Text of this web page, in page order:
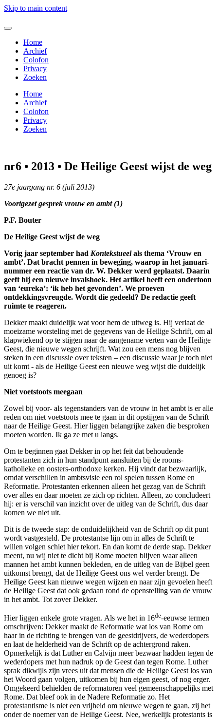
Skip to main content
Home
Archief
Colofon
Privacy
Zoeken
Home
Archief
Colofon
Privacy
Zoeken
nr6 • 2013 • De Heilige Geest wijst de weg
27e jaargang nr. 6 (juli 2013)
Voortgezet gesprek vrouw en ambt (1)
P.F. Bouter
De Heilige Geest wijst de weg
Vorig jaar september had Kontekstueelals thema ‘Vrouw en
ambt’. Dat bracht pennen in beweging, waarop in het januari-
nummer een reactie van dr. W. Dekker werd geplaatst. Daarin
geeft hij een nieuwe invalshoek. Het artikel heeft een ondertoon
van ‘eureka’: ‘ik heb het gevonden’. We proeven
ontdekkingsvreugde. Wordt die gedeeld? De redactie geeft
ruimte te reageren.
Dekker maakt duidelijk wat voor hem de uitweg is. Hij verlaat de
moeizame worsteling met de gegevens van de Heilige Schrift, om al
klapwiekend op te stijgen naar de aangename verten van de Heilige
Geest, die nieuwe wegen schrijft. Wat zou een mens nog blijven
steken in een discussie over teksten – een discussie waar je toch niet
uit komt - als de Heilige Geest een nieuwe weg wijst die duidelijk
genoeg is?
Niet voetstoots meegaan
Zowel bij voor- als tegenstanders van de vrouw in het ambt is er alle
reden om niet voetstoots mee te gaan in dit opstijgen van de Schrift
naar de Heilige Geest. Hier liggen belangrijke zaken die besproken
moeten worden. Ik ga ze met u langs.
Om te beginnen gaat Dekker in op het feit dat behoudende
protestanten zich in hun standpunt aansluiten bij de rooms-
katholieke en oosters-orthodoxe kerken. Hij vindt dat bezwaarlijk,
omdat verschillen in ambtsvisie een rol spelen tussen Rome en
Reformatie. Protestanten erkennen alleen het gezag van de Schrift
over alles en daar moeten ze zich op richten. Alleen, zo concludeert
hij: er is verschil van inzicht over de uitleg van de Schrift, dus daar
komen we niet uit.
Dit is de tweede stap: de onduidelijkheid van de Schrift op dit punt
wordt vastgesteld. De protestantse lijn om in alles de Schrift te
willen volgen schiet hier tekort. En dan komt de derde stap. Dekker
meent, nu wij niet te dicht bij Rome moeten blijven waar alleen
mannen het ambt kunnen bekleden, en de uitleg van de Bijbel geen
uitkomst brengt, dat de Heilige Geest ons wel verder brengt. De
Heilige Geest kan nieuwe wegen wijzen en naar zijn gevoelen heeft
de Heilige Geest dat ook gedaan rond de openstelling van de vrouw
in het ambt. Tot zover Dekker.
Hier liggen enkele grote vragen. Als we het in 16de-eeuwse termen
omschrijven: Dekker maakt de Reformatie wat los van Rome om
haar in de richting te brengen van de geestdrijvers, de wederdopers
en laat de helderheid van de Schrift op de achtergrond raken.
Opmerkelijk is dat Luther en Calvijn meer bezwaar hadden tegen de
wederdopers met hun nadruk op de Geest dan tegen Rome. Luther
sprak dikwijls zijn vrees uit dat mensen die de Heilige Geest los van
het Woord gaan volgen, uitkomen bij hun eigen geest, of nog erger.
Omgekeerd behielden de reformatoren veel gemeenschappelijks met
Rome. Dat bleef ook in de Nadere Reformatie zo. Het
protestantisme is niet een vrijheid om nieuwe wegen te gaan, zij het
onder de noemer van de Heilige Geest. Nee, werkelijk protestants is